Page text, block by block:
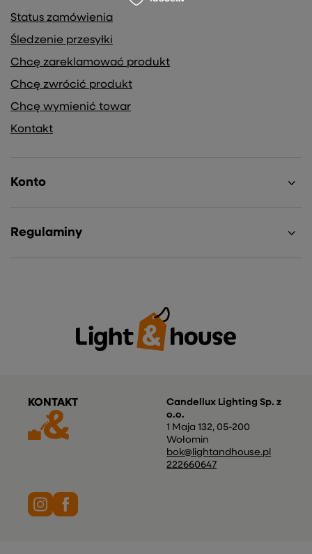
Status zamówienia
Śledzenie przesyłki
Chcę zareklamować produkt
Chcę zwrócić produkt
Chcę wymienić towar
Kontakt
Konto
Regulaminy
KONTAKT
Candellux Lighting Sp. z
o.o.
1 Maja 132, 05-200
Wołomin
bok@lightandhouse.pl
222660647